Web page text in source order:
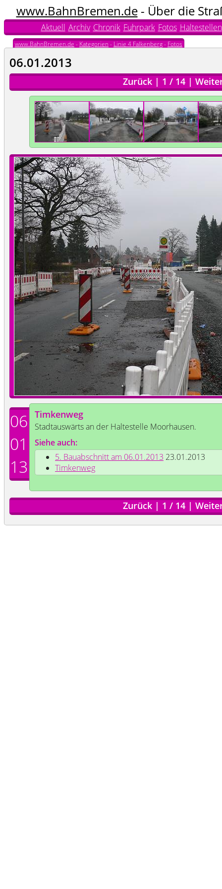
www.BahnBremen.de- Über die
Aktuell Archiv Chronik Fuhrpark Fotos Haltestellen
www.BahnBremen.de - Kategorien - Linie 4 Falkenberg- Fotos
06.01.2013
Zurück | 1 / 14 |
06
01
13
Timkenweg
Stadtauswärts an der Haltestelle Moorhausen.
Siehe auch:
5. Bauabschnitt am 06.01.2013 23.01.2013
Timkenweg
Zurück | 1 / 14 |